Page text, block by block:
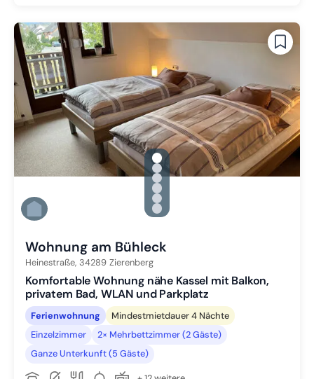
gallery.slide_selector
Zu Slide 1 wechseln
Zu Slide 2 wechseln
Zu Slide 3 wechseln
Zu Slide 4 wechseln
Zu Slide 5 wechseln
Zu Slide 6 wechseln
Wohnung am Bühleck
Heinestraße, 34289 Zierenberg
Komfortable Wohnung nähe Kassel mit Balkon,
privatem Bad, WLAN und Parkplatz
Ferienwohnung
Mindestmietdauer 4 Nächte
Einzelzimmer
2× Mehrbettzimmer (2 Gäste)
Ganze Unterkunft (5 Gäste)